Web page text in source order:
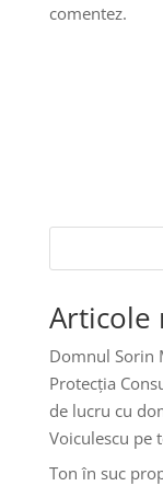
comentez.
Articole
Domnul Sorin
Protecția
de lucru cu
Voiculescu pe
Ton în suc